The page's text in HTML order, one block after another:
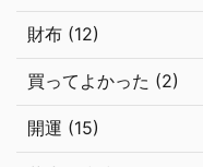
財布 (12)
買ってよかった (2)
開運 (15)